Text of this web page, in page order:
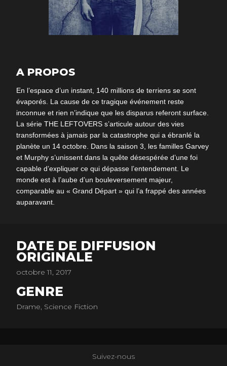
A PROPOS
En l’espace d’un instant, 140 millions de terriens se sont
évaporés. La cause de ce tragique événement reste
inconnue et rien n’indique que les disparus referont surface.
La série THE LEFTOVERS s’articule autour des vies
transformées à jamais par la catastrophe qui a ébranlé la
planète un 14 octobre. Dans la saison 3, les familles Garvey
et Murphy s’unissent dans la quête désespérée d’une foi
capable d’expliquer ce qui dépasse l’entendement. Le
monde est à l’aube d’un bouleversement majeur,
comparable au « Grand Départ » qui l’a frappé des années
auparavant.
DATE DE DIFFUSION
ORIGINALE
octobre 11, 2017
GENRE
Drame, Science Fiction
Suivez-nous